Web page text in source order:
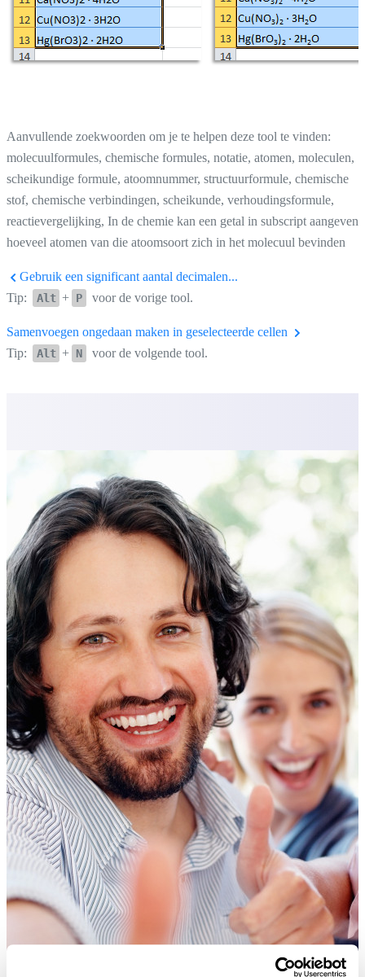
Aanvullende zoekwoorden om je te helpen deze tool te vinden:
molecuulformules, chemische formules, notatie, atomen, moleculen,
scheikundige formule, atoomnummer, structuurformule, chemische
stof, chemische verbindingen, scheikunde, verhoudingsformule,
reactievergelijking, In de chemie kan een getal in subscript aangeven
hoeveel atomen van die atoomsoort zich in het molecuul bevinden
Gebruik een significant aantal decimalen...
Tip:
Alt + P voor de vorige tool.
Samenvoegen ongedaan maken in geselecteerde cellen
Tip:
Alt + N voor de volgende tool.